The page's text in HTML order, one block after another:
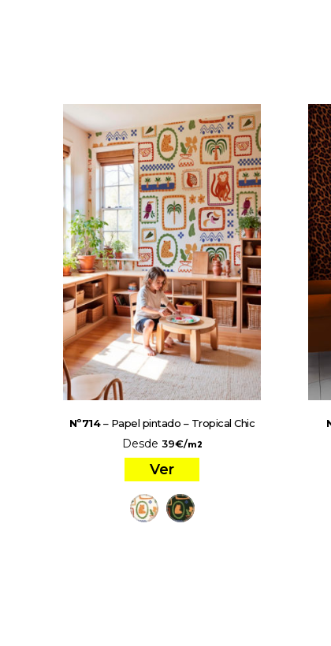
Nº714– Papel pintado – Tropical Chic
Desde 39€/m2
Ver